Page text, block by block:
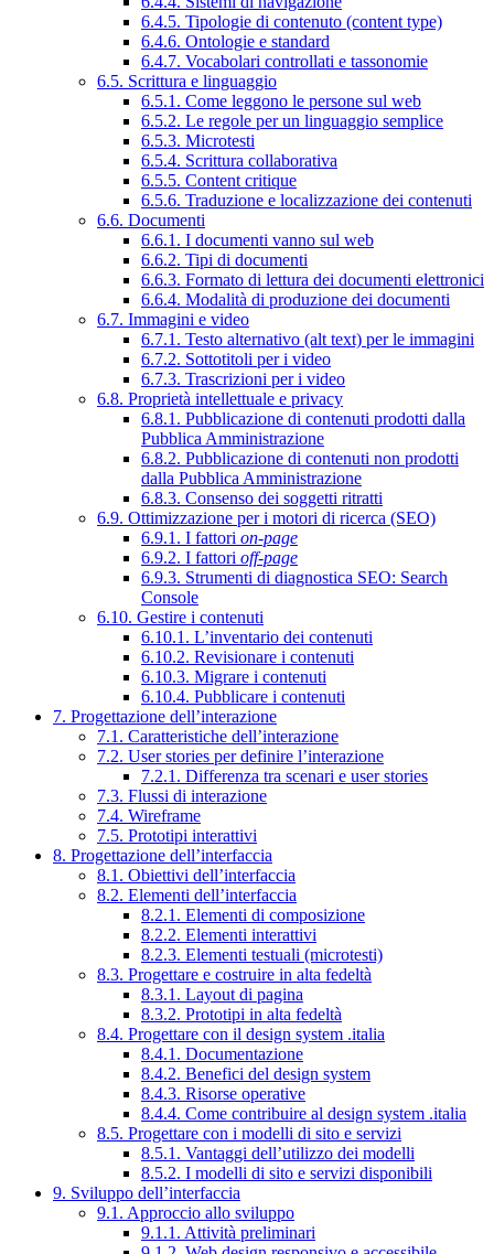
6.4.5. Tipologie di contenuto (content type)
6.4.6. Ontologie e standard
6.4.7. Vocabolari controllati e tassonomie
6.5. Scrittura e linguaggio
6.5.1. Come leggono le persone sul web
6.5.2. Le regole per un linguaggio semplice
6.5.3. Microtesti
6.5.4. Scrittura collaborativa
6.5.5. Content critique
6.5.6. Traduzione e localizzazione dei contenuti
6.6. Documenti
6.6.1. I documenti vanno sul web
6.6.2. Tipi di documenti
6.6.3. Formato di lettura dei documenti elettronici
6.6.4. Modalità di produzione dei documenti
6.7. Immagini e video
6.7.1. Testo alternativo (alt text) per le immagini
6.7.2. Sottotitoli per i video
6.7.3. Trascrizioni per i video
6.8. Proprietà intellettuale e privacy
6.8.1. Pubblicazione di contenuti prodotti dalla
Pubblica Amministrazione
6.8.2. Pubblicazione di contenuti non prodotti
dalla Pubblica Amministrazione
6.8.3. Consenso dei soggetti ritratti
6.9. Ottimizzazione per i motori di ricerca (SEO)
6.9.1. I fattori on-page
6.9.2. I fattori off-page
6.9.3. Strumenti di diagnostica SEO: Search
Console
6.10. Gestire i contenuti
6.10.1. L’inventario dei contenuti
6.10.2. Revisionare i contenuti
6.10.3. Migrare i contenuti
6.10.4. Pubblicare i contenuti
7. Progettazione dell’interazione
7.1. Caratteristiche dell’interazione
7.2. User stories per definire l’interazione
7.2.1. Differenza tra scenari e user stories
7.3. Flussi di interazione
7.4. Wireframe
7.5. Prototipi interattivi
8. Progettazione dell’interfaccia
8.1. Obiettivi dell’interfaccia
8.2. Elementi dell’interfaccia
8.2.1. Elementi di composizione
8.2.2. Elementi interattivi
8.2.3. Elementi testuali (microtesti)
8.3. Progettare e costruire in alta fedeltà
8.3.1. Layout di pagina
8.3.2. Prototipi in alta fedeltà
8.4. Progettare con il design system .italia
8.4.1. Documentazione
8.4.2. Benefici del design system
8.4.3. Risorse operative
8.4.4. Come contribuire al design system .italia
8.5. Progettare con i modelli di sito e servizi
8.5.1. Vantaggi dell’utilizzo dei modelli
8.5.2. I modelli di sito e servizi disponibili
9. Sviluppo dell’interfaccia
9.1. Approccio allo sviluppo
9.1.1. Attività preliminari